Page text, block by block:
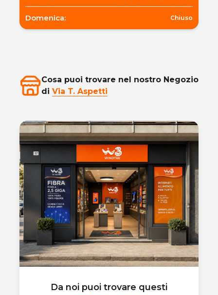
Domenica: Chiuso
Cosa puoi trovare nel nostro Negozio
di Via T. Aspetti
Da noi puoi trovare questi